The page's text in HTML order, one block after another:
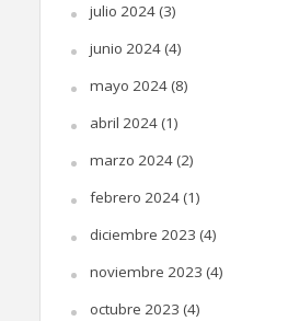
julio 2024(3)
junio 2024(4)
mayo 2024(8)
abril 2024(1)
marzo 2024(2)
febrero 2024(1)
diciembre 2023 (4)
noviembre 2023 (4)
octubre 2023 (4)